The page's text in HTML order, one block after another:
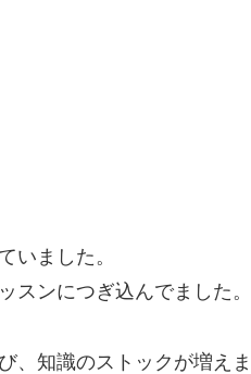
いました。
スンにつぎ込んでました。
、知識のストックが増えま